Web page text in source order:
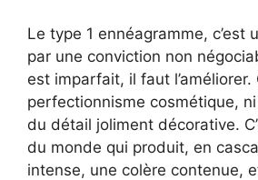
Le type 1 ennéagramme, c’est
par une conviction non
est imparfait, il faut l’améliorer.
perfectionnisme cosmétique,
du détail joliment décorative.
du monde qui produit, en
intense, une colère contenue,